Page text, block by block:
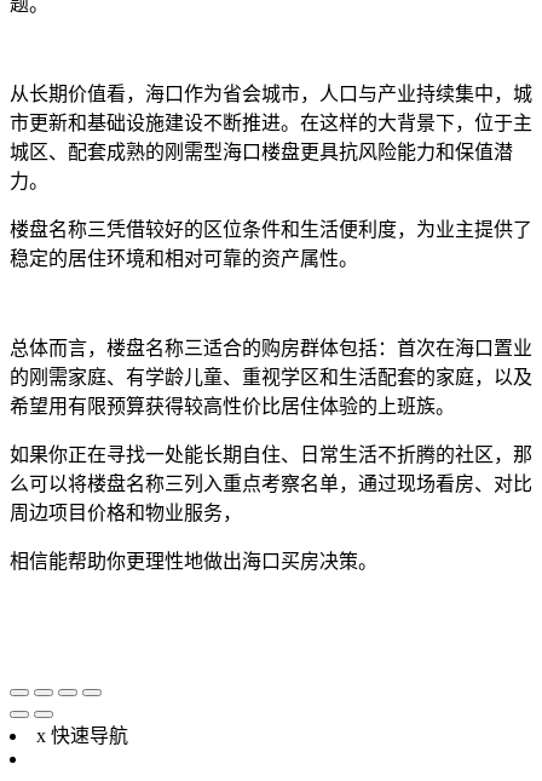
题。
从长期价值看，海口作为省会城市，人口与产业持续集中，城
市更新和基础设施建设不断推进。在这样的大背景下，位于主
城区、配套成熟的刚需型海口楼盘更具抗风险能力和保值潜
力。
楼盘名称三凭借较好的区位条件和生活便利度，为业主提供了
稳定的居住环境和相对可靠的资产属性。
总体而言，楼盘名称三适合的购房群体包括：首次在海口置业
的刚需家庭、有学龄儿童、重视学区和生活配套的家庭，以及
希望用有限预算获得较高性价比居住体验的上班族。
如果你正在寻找一处能长期自住、日常生活不折腾的社区，那
么可以将楼盘名称三列入重点考察名单，通过现场看房、对比
周边项目价格和物业服务，
相信能帮助你更理性地做出海口买房决策。
x 快速导航